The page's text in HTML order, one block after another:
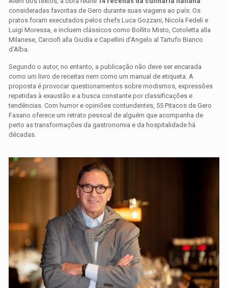
consideradas favoritas de Gero durante suas viagens ao país. Os
pratos foram executados pelos chefs Luca Gozzani, Nicola Fedeli e
Luigi Moressa, e incluem clássicos como Bollito Misto, Cotoletta alla
Milanese, Carciofi alla Giudia e Capellini d’Angelo al Tartufo Bianco
d’Alba.
Segundo o autor, no entanto, a publicação não deve ser encarada
como um livro de receitas nem como um manual de etiqueta. A
proposta é provocar questionamentos sobre modismos, expressões
repetidas à exaustão e a busca constante por classificações e
tendências. Com humor e opiniões contundentes, 55 Pitacos de Gero
Fasano oferece um retrato pessoal de alguém que acompanha de
perto as transformações da gastronomia e da hospitalidade há
décadas.